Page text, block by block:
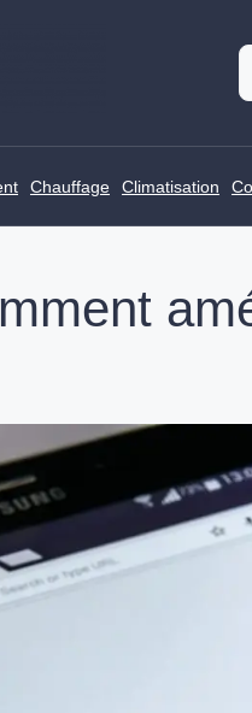
Chauffage Climatisation